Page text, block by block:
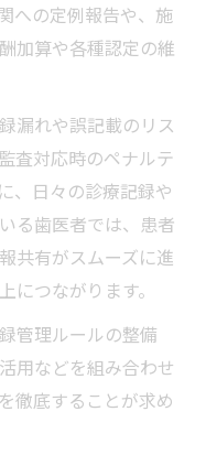
への定例報告や、施
加算や各種認定の維
漏れや誤記載のリス
査対応時のペナルテ
、日々の診療記録や
る歯医者では、患者
共有がスムーズに進
につながります。
管理ルールの整備
用などを組み合わせ
徹底することが求め